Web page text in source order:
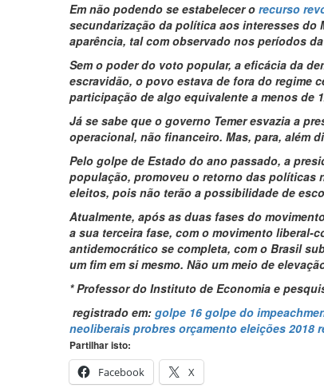
Em não podendo se estabelecer o recurso
secundarização da política aos interesses do
aparência, tal com observado nos períodos
Sem o poder do voto popular, a eficácia da
escravidão, o povo estava de fora do regime
participação de algo equivalente a menos de
Já se sabe que o governo Temer esvazia a
operacional, não financeiro. Mas, para, além
Pelo golpe de Estado do ano passado, a
população, promoveu o retorno das políticas
eleitos, pois não terão a possibilidade de
Atualmente, após as duas fases do
a sua terceira fase, com o movimento liberal-
antidemocrático se completa, com o Brasil
um fim em si mesmo. Não um meio de
* Professor do Instituto de Economia e
registrado em: golpe 16 golpe do
neoliberais probres orçamento eleições 2018
Partilhar isto:
Facebook
X